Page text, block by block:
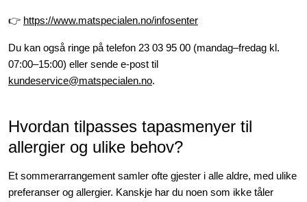
👉 https://www.matspecialen.no/infosenter
Du kan også ringe på telefon 23 03 95 00 (mandag–fredag kl.
07:00–15:00) eller sende e-post til
kundeservice@matspecialen.no.
Hvordan tilpasses tapasmenyer til
allergier og ulike behov?
Et sommerarrangement samler ofte gjester i alle aldre, med ulike
preferanser og allergier. Kanskje har du noen som ikke tåler